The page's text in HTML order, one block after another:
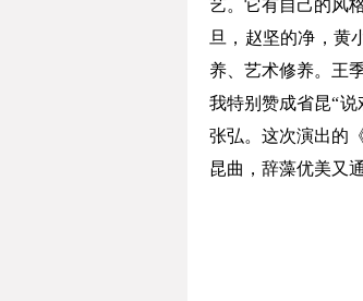
艺。它有自己的风
旦，赵坚的净，黄
养、艺术修养。王
我特别赞成省昆“
张弘。这次演出的
昆曲，辞藻优美又